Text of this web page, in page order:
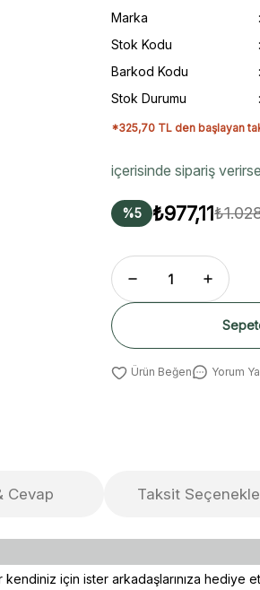
Marka
Stok Kodu
Barkod Kodu
Stok Durumu
*325,70 TL den başlayan
içerisinde sipariş
%5 ₺977,11
Yorum
Cevap Taksit
için ister arkadaşlarınıza hediye